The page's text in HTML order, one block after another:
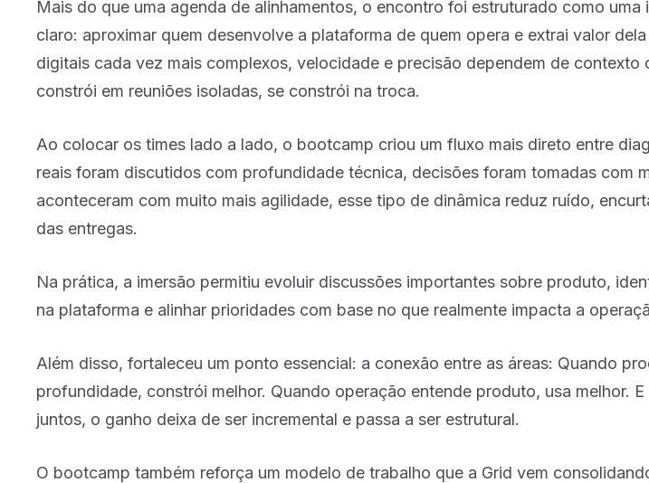
Mais do que uma agenda de alinhamentos, o encontro foi estruturado como
claro: aproximar quem desenvolve a plataforma de quem opera e extrai valor
digitais cada vez mais complexos, velocidade e precisão dependem de
constrói em reuniões isoladas, se constrói na troca.
Ao colocar os times lado a lado, o bootcamp criou um fluxo mais direto entre
reais foram discutidos com profundidade técnica, decisões foram tomadas com
aconteceram com muito mais agilidade, esse tipo de dinâmica reduz ruído,
das entregas.
Na prática, a imersão permitiu evoluir discussões importantes sobre produto,
na plataforma e alinhar prioridades com base no que realmente impacta a
Além disso, fortaleceu um ponto essencial: a conexão entre as áreas: Quando
profundidade, constrói melhor. Quando operação entende produto, usa melhor.
juntos, o ganho deixa de ser incremental e passa a ser estrutural.
O bootcamp também reforça um modelo de trabalho que a Grid vem